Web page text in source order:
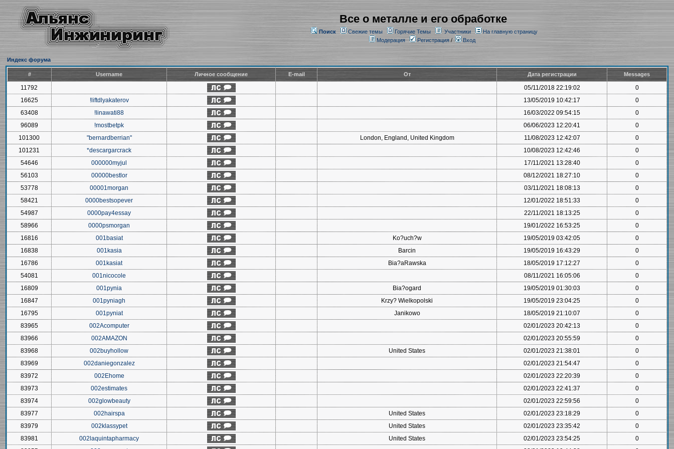
Все о металле и его обработке
Поиск Свежие темы Горячие Темы Участники
На главную страницу
Модерация
Регистрация/ Вход
Индекс форума
# Username Личное сообщение E-mail От Дата регистрации Messages
11792 05/11/2018 22:19:02
0
16625
!liftdlyakaterov 13/05/2019 10:42:17
0
63408
!linawati88 16/03/2022 09:54:15
0
96089
!mostbetpk 06/06/2023 12:20:41
0
101300
"bernardberrian" London, England, United Kingdom 11/08/2023 12:42:07
0
101231
*descargarcrack 10/08/2023 12:42:46
0
54646
000000myjul 17/11/2021 13:28:40
0
56103
00000bestlor 08/12/2021 18:27:10
0
53778
00001morgan 03/11/2021 18:08:13
0
58421
0000bestsopever 12/01/2022 18:51:33
0
54987
0000pay4essay 22/11/2021 18:13:25
0
58966
0000psmorgan 19/01/2022 16:53:25
0
16816
001basiat Ko?uch?w 19/05/2019 03:42:05
0
16838
001kasia Barcin 19/05/2019 16:43:29
0
16786
001kasiat Bia?aRawska 18/05/2019 17:12:27
0
54081
001nicocole 08/11/2021 16:05:06
0
16809
001pynia Bia?ogard 19/05/2019 01:30:03
0
16847
001pyniagh Krzy? Wielkopolski 19/05/2019 23:04:25
0
16795
001pyniat Janikowo 18/05/2019 21:10:07
0
83965
002Acomputer 02/01/2023 20:42:13
0
83966
002AMAZON 02/01/2023 20:55:59
0
83968
002buyhollow United States 02/01/2023 21:38:01
0
83969
002daniegonzalez 02/01/2023 21:54:47
0
83972
002Ehome 02/01/2023 22:20:39
0
83973
002estimates 02/01/2023 22:41:37
0
83974
002glowbeauty 02/01/2023 22:59:56
0
83977
002hairspa United States 02/01/2023 23:18:29
0
83979
002klassypet United States 02/01/2023 23:35:42
0
83981
002laquintapharmacy United States 02/01/2023 23:54:25
0